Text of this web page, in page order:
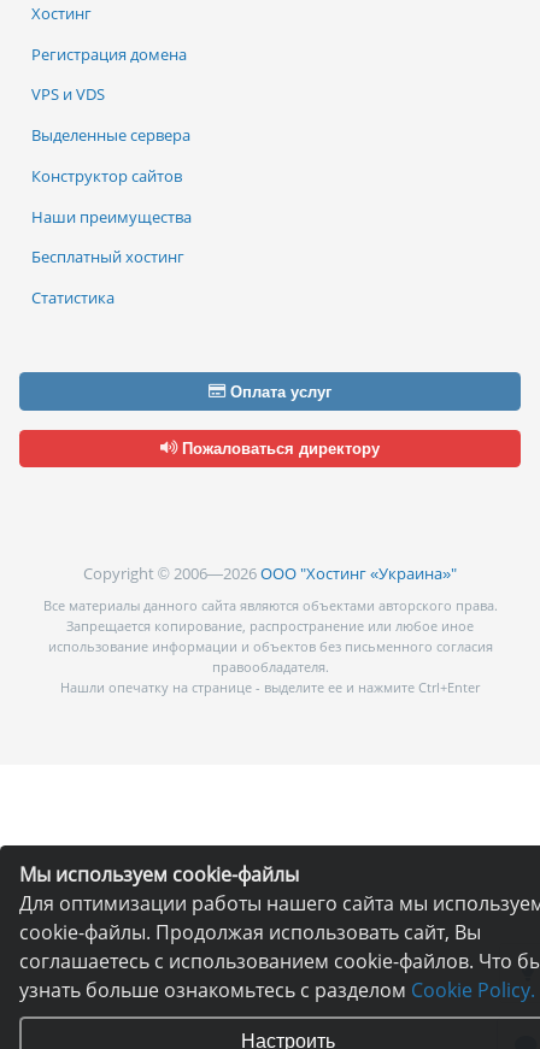
Мы используем cookie-файлы
Для оптимизации работы нашего сайта мы
cookie-файлы. Продолжая использовать сайт, Вы
соглашаетесь с использованием cookie-файлов. Что
узнать больше ознакомьтесь с разделом Cookie Policy.
Настроить
Хостинг
Регистрация домена
VPS и VDS
Выделенные сервера
Конструктор сайтов
Наши преимущества
Бесплатный хостинг
Статистика
Оплата услуг
Пожаловаться директору
Copyright © 2006—2026ООО "Хостинг «Украина»"
Все материалы данного сайта являются объектами авторского права.
Запрещается копирование, распространение или любое иное
использование информации и объектов без письменного согласия
правообладателя.
Нашли опечатку на странице - выделите ее и нажмите Ctrl+Enter